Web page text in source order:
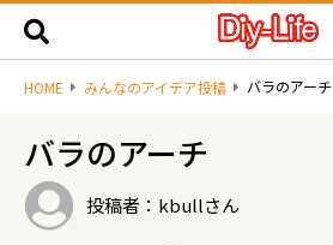
HOME みんなのアイデア投稿 バラのアーチ
バラのアーチ
投稿者：kbullさん